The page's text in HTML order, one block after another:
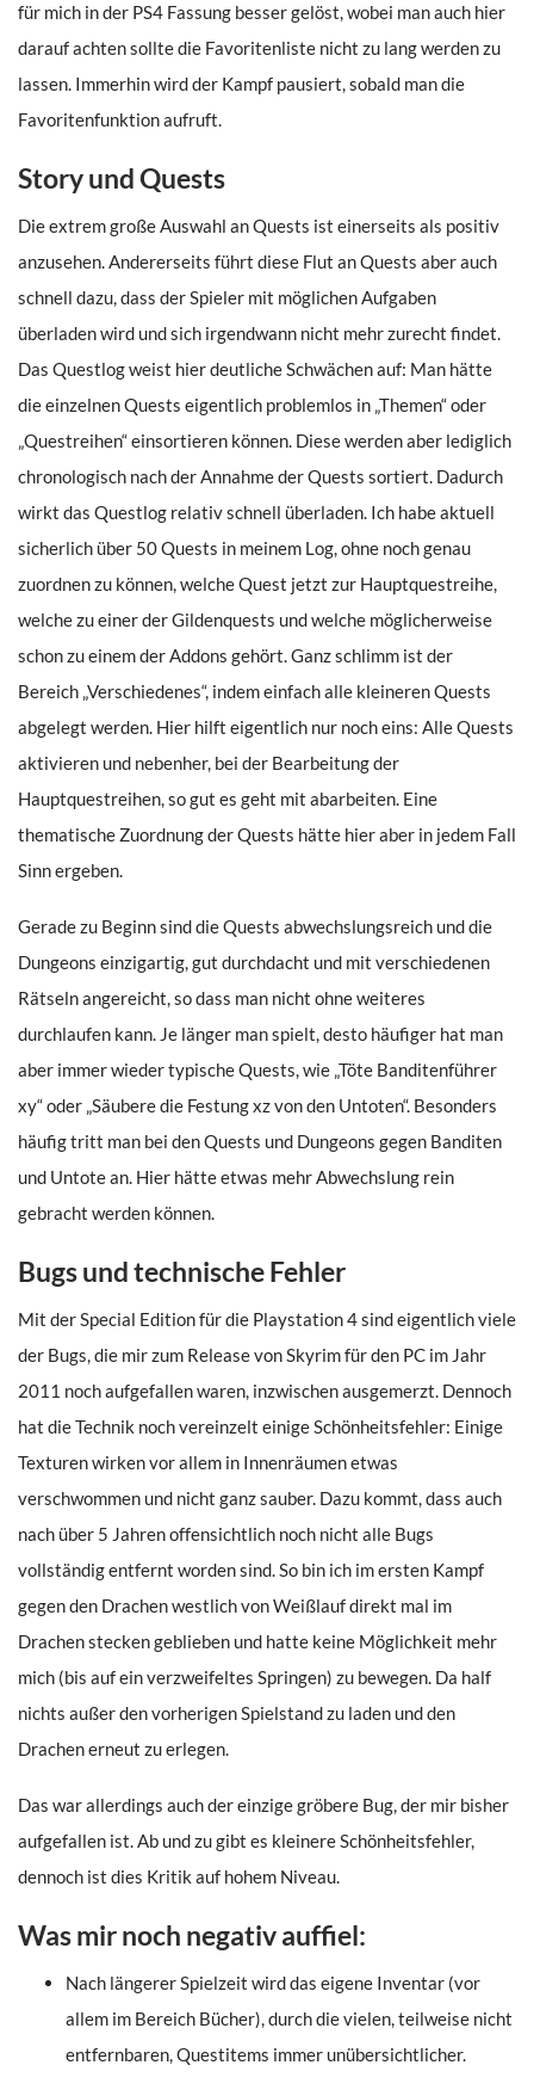
für mich in der PS4 Fassung besser gelöst, wobei man auch hier
darauf achten sollte die Favoritenliste nicht zu lang werden zu
lassen. Immerhin wird der Kampf pausiert, sobald man die
Favoritenfunktion aufruft.
Story und Quests
Die extrem große Auswahl an Quests ist einerseits als positiv
anzusehen. Andererseits führt diese Flut an Quests aber auch
schnell dazu, dass der Spieler mit möglichen Aufgaben
überladen wird und sich irgendwann nicht mehr zurecht findet.
Das Questlog weist hier deutliche Schwächen auf: Man hätte
die einzelnen Quests eigentlich problemlos in „Themen“ oder
„Questreihen“ einsortieren können. Diese werden aber lediglich
chronologisch nach der Annahme der Quests sortiert. Dadurch
wirkt das Questlog relativ schnell überladen. Ich habe aktuell
sicherlich über 50 Quests in meinem Log, ohne noch genau
zuordnen zu können, welche Quest jetzt zur Hauptquestreihe,
welche zu einer der Gildenquests und welche möglicherweise
schon zu einem der Addons gehört. Ganz schlimm ist der
Bereich „Verschiedenes“, indem einfach alle kleineren Quests
abgelegt werden. Hier hilft eigentlich nur noch eins: Alle Quests
aktivieren und nebenher, bei der Bearbeitung der
Hauptquestreihen, so gut es geht mit abarbeiten. Eine
thematische Zuordnung der Quests hätte hier aber in jedem Fall
Sinn ergeben.
Gerade zu Beginn sind die Quests abwechslungsreich und die
Dungeons einzigartig, gut durchdacht und mit verschiedenen
Rätseln angereicht, so dass man nicht ohne weiteres
durchlaufen kann. Je länger man spielt, desto häufiger hat man
aber immer wieder typische Quests, wie „Töte Banditenführer
xy“ oder „Säubere die Festung xz von den Untoten“. Besonders
häufig tritt man bei den Quests und Dungeons gegen Banditen
und Untote an. Hier hätte etwas mehr Abwechslung rein
gebracht werden können.
Bugs und technische Fehler
Mit der Special Edition für die Playstation 4 sind eigentlich viele
der Bugs, die mir zum Release von Skyrim für den PC im Jahr
2011 noch aufgefallen waren, inzwischen ausgemerzt. Dennoch
hat die Technik noch vereinzelt einige Schönheitsfehler: Einige
Texturen wirken vor allem in Innenräumen etwas
verschwommen und nicht ganz sauber. Dazu kommt, dass auch
nach über 5 Jahren offensichtlich noch nicht alle Bugs
vollständig entfernt worden sind. So bin ich im ersten Kampf
gegen den Drachen westlich von Weißlauf direkt mal im
Drachen stecken geblieben und hatte keine Möglichkeit mehr
mich (bis auf ein verzweifeltes Springen) zu bewegen. Da half
nichts außer den vorherigen Spielstand zu laden und den
Drachen erneut zu erlegen.
Das war allerdings auch der einzige gröbere Bug, der mir bisher
aufgefallen ist. Ab und zu gibt es kleinere Schönheitsfehler,
dennoch ist dies Kritik auf hohem Niveau.
Was mir noch negativ auffiel:
Nach längerer Spielzeit wird das eigene Inventar (vor
allem im Bereich Bücher), durch die vielen, teilweise nicht
entfernbaren, Questitems immer unübersichtlicher.